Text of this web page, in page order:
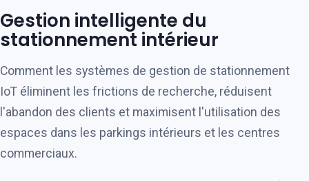
Gestion intelligente du
stationnement intérieur
Comment les systèmes de gestion de stationnement
IoT éliminent les frictions de recherche, réduisent
l'abandon des clients et maximisent l'utilisation des
espaces dans les parkings intérieurs et les centres
commerciaux.